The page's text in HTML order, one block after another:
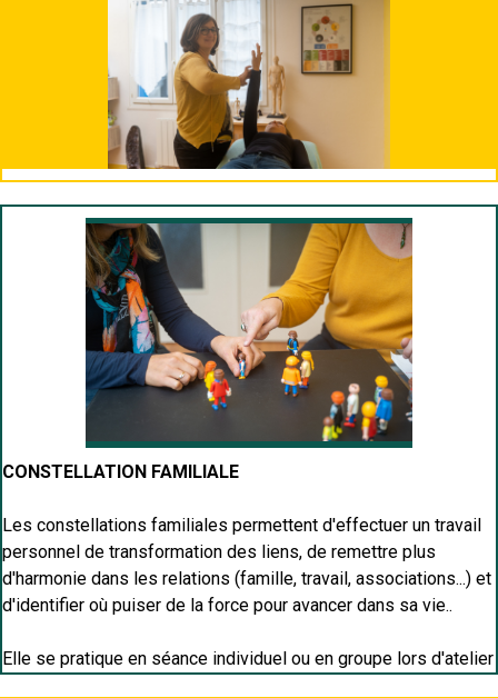
CONSTELLATION FAMILIALE
Les constellations familiales permettent d'effectuer un travail
personnel de transformation des liens, de remettre plus
d'harmonie dans les relations (famille, travail, associations...) et
d'identifier où puiser de la force pour avancer dans sa vie..
Elle se pratique en séance individuel ou en groupe lors d'atelier